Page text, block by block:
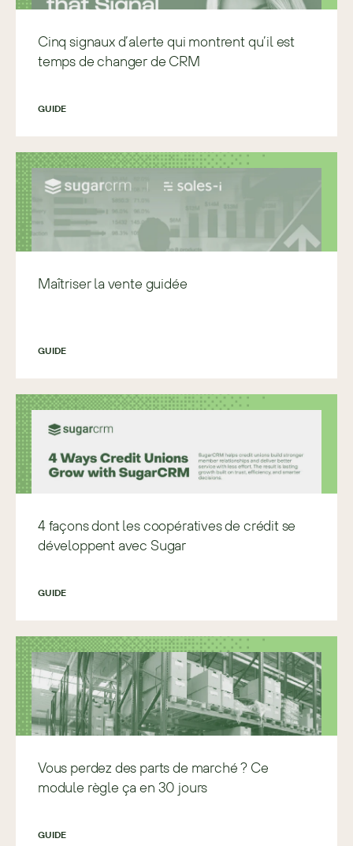
Cinq signaux d’alerte qui montrent qu’il est
temps de changer de CRM
GUIDE
Maîtriser la vente guidée
GUIDE
4 façons dont les coopératives de crédit se
développent avec Sugar
GUIDE
Vous perdez des parts de marché ? Ce
module règle ça en 30 jours
GUIDE